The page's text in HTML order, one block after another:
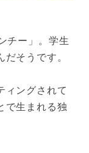
チー」。学生
そうです。
ィングされて
で生まれる独